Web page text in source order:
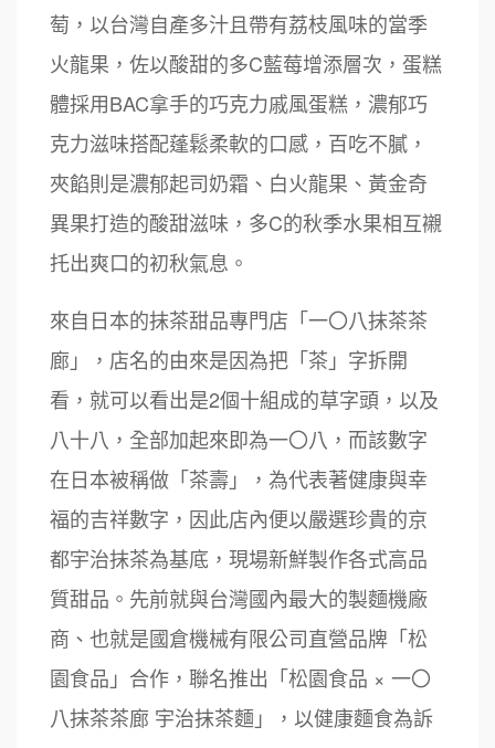
萄，以台灣自產多汁且帶有荔枝風味的當季
火龍果，佐以酸甜的多C藍莓增添層次，蛋糕
體採用BAC拿手的巧克力戚風蛋糕，濃郁巧
克力滋味搭配蓬鬆柔軟的口感，百吃不膩，
夾餡則是濃郁起司奶霜、白火龍果、黃金奇
異果打造的酸甜滋味，多C的秋季水果相互襯
托出爽口的初秋氣息。
來自日本的抹茶甜品專門店「一〇八抹茶茶
廊」，店名的由來是因為把「茶」字拆開
看，就可以看出是2個十組成的草字頭，以及
八十八，全部加起來即為一〇八，而該數字
在日本被稱做「茶壽」，為代表著健康與幸
福的吉祥數字，因此店內便以嚴選珍貴的京
都宇治抹茶為基底，現場新鮮製作各式高品
質甜品。先前就與台灣國內最大的製麵機廠
商、也就是國倉機械有限公司直營品牌「松
園食品」合作，聯名推出「松園食品 × 一〇
八抹茶茶廊 宇治抹茶麵」，以健康麵食為訴